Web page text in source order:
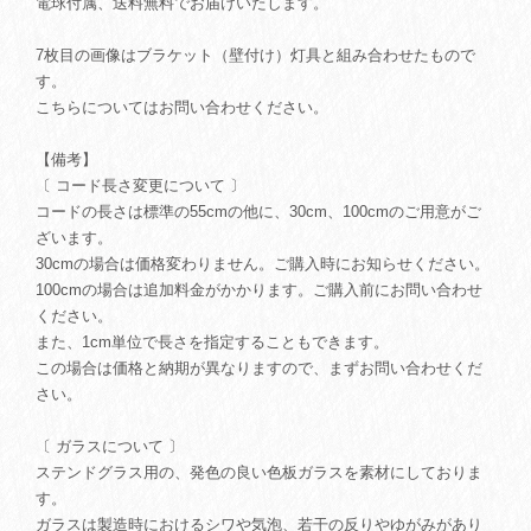
7枚目の画像はブラケット（壁付け）灯具と組み合わせたもので
す。
こちらについてはお問い合わせください。
【備考】
〔 コード長さ変更について 〕
コードの長さは標準の55cmの他に、30cm、100cmのご用意がご
ざいます。
30cmの場合は価格変わりません。ご購入時にお知らせください。
100cmの場合は追加料金がかかります。ご購入前にお問い合わせ
ください。
また、1cm単位で長さを指定することもできます。
この場合は価格と納期が異なりますので、まずお問い合わせくだ
さい。
〔 ガラスについて 〕
ステンドグラス用の、発色の良い色板ガラスを素材にしておりま
す。
ガラスは製造時におけるシワや気泡、若干の反りやゆがみがあり